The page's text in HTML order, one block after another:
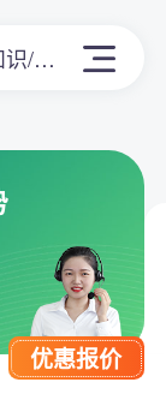
/正文
优惠报价